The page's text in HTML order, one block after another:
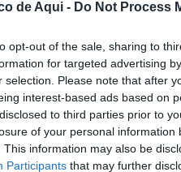
de Aqui - Do Not Process
opt-out of the sale, sharing to
for targeted advertising
selection. Please note that after
interest-based ads based on
to third parties prior to
of your personal information
This information may also be
Participants that may further
remember con una
y que promete
de los años 90 y
de las salas más
una experiencia
más recordadas